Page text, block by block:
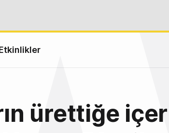
ürettiğe